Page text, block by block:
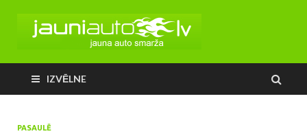
IZVĒLNE
PASAULĒ